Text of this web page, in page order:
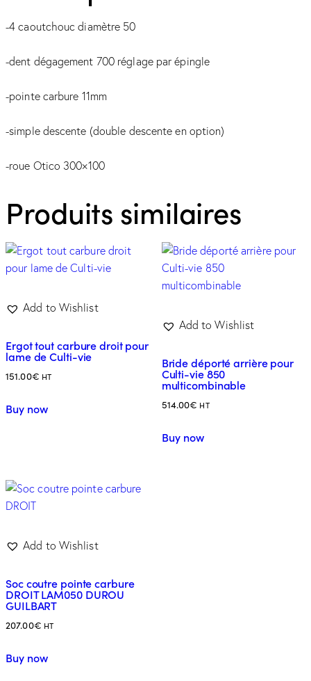
-4 caoutchouc diamètre 50
-dent dégagement 700 réglage par épingle
-pointe carbure 11mm
-simple descente (double descente en option)
-roue Otico 300×100
Produits similaires
Add to Wishlist
Ergot tout carbure droit pour
lame de Culti-vie
151.00€ HT
Buy now
Add to Wishlist
Bride déporté arrière pour
Culti-vie 850
multicombinable
514.00€ HT
Buy now
Add to Wishlist
Soc coutre pointe carbure
DROIT LAM050 DUROU
GUILBART
207.00€ HT
Buy now